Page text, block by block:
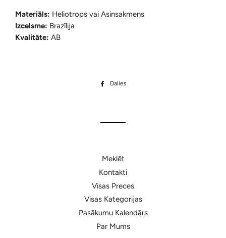
Materiāls: Heliotrops vai Asinsakmens
Izcelsme: Brazīlija
Kvalitāte: AB
Dalies
Meklēt
Kontakti
Visas Preces
Visas Kategorijas
Pasākumu Kalendārs
Par Mums